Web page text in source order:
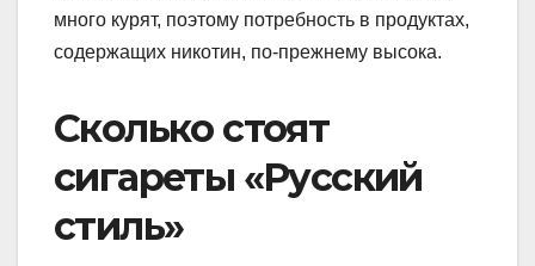
много курят, поэтому потребность в продуктах,
содержащих никотин, по-прежнему высока.
Сколько стоят
сигареты «Русский
стиль»